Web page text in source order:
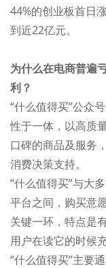
44%的创业板首日
到近22亿元。
为什么在电商普遍
利？
“什么值得买”公众
性于一体，以高质
口碑的商品及服务
消费决策支持。
“什么值得买”与大
平台之间，购买意
关键一环，特点是
用户在读它的时候
“什么值得买”主要